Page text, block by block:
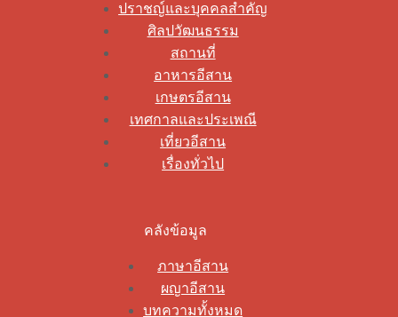
ปราชญ์และบุคคลสำคัญ
ศิลปวัฒนธรรม
สถานที่
อาหารอีสาน
เกษตรอีสาน
เทศกาลและประเพณี
เที่ยวอีสาน
เรื่องทั่วไป
คลังข้อมูล
ภาษาอีสาน
ผญาอีสาน
บทความทั้งหมด